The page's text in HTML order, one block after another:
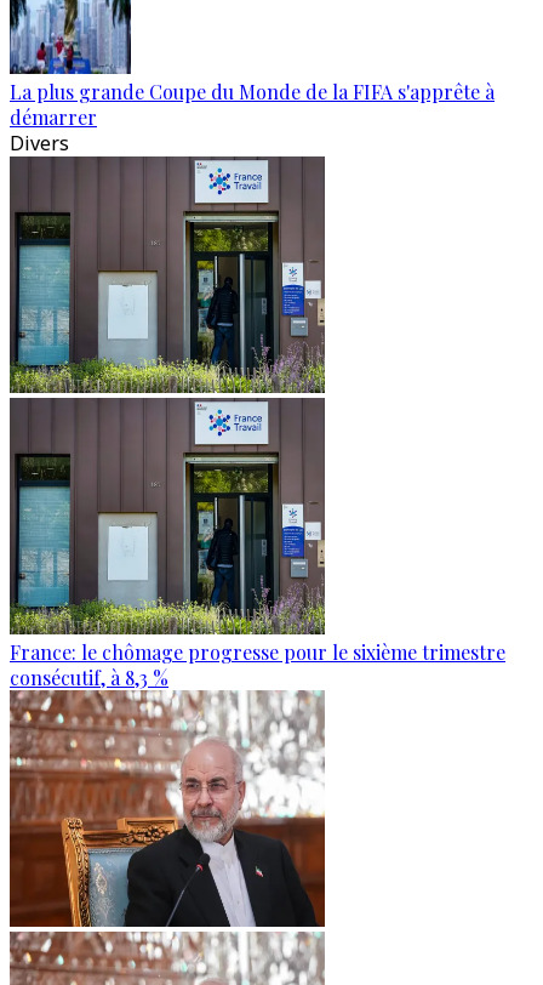
La plus grande Coupe du Monde de la FIFA s'apprête à
démarrer
Divers
France: le chômage progresse pour le sixième trimestre
consécutif, à 8,3 %